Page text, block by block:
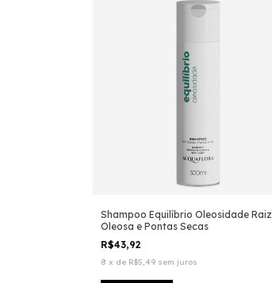
Shampoo Equilíbrio Oleosidade Raiz
Oleosa e Pontas Secas
R$43,92
8 x de R$5,49 sem juros